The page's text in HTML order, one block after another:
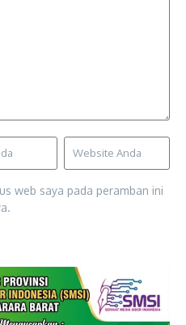
web saya pada peramban ini